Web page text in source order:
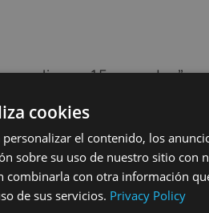
online en 15 segundos.”
traducción y navegación en
cookies
el contenido, los
sobre su uso de nuestro sitio con
combinarla con otra información
de sus servicios. Privacy Policy